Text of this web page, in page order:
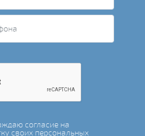
согласие на
своих персональных